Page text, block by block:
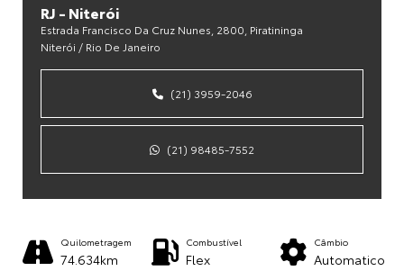
RJ - Niterói
Estrada Francisco Da Cruz Nunes, 2800, Piratininga
Niterói / Rio De Janeiro
(21) 3959-2046
(21) 98485-7552
Câmbio
Automatico
Combustível
Flex
Quilometragem
74.634km